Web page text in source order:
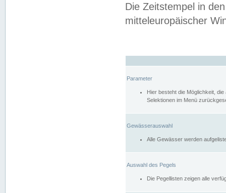
Die Zeitstempel in
mitteleuropäischer
Parameter
Hier besteht die Möglichkeit,
Selektionen im Menü
Gewässerauswahl
Alle Gewässer werden
Auswahl des Pegels
Die Pegellisten zeigen alle